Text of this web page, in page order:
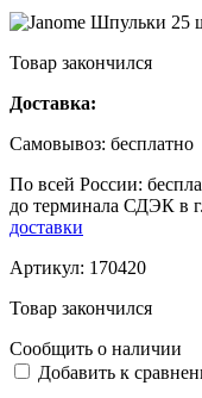
Товар закончился
Доставка:
Самовывоз: бесплатно
По всей России:
до терминала СДЭК в
доставки
Артикул: 170420
Товар закончился
Сообщить о наличии
Добавить к